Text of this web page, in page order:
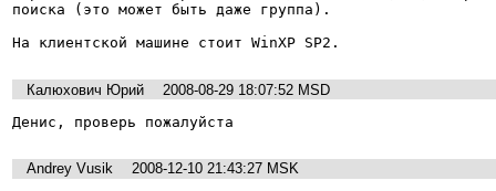
поиска (это может быть даже группа).
На клиентской машине стоит WinXP SP2.
Калюхович Юрий
2008-08-29 18:07:52 MSD
Денис, проверь пожалуйста
Andrey Vusik
2008-12-10 21:43:27 MSK